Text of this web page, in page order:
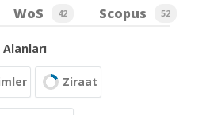
WoS 42 Scopus 52
Ziraat